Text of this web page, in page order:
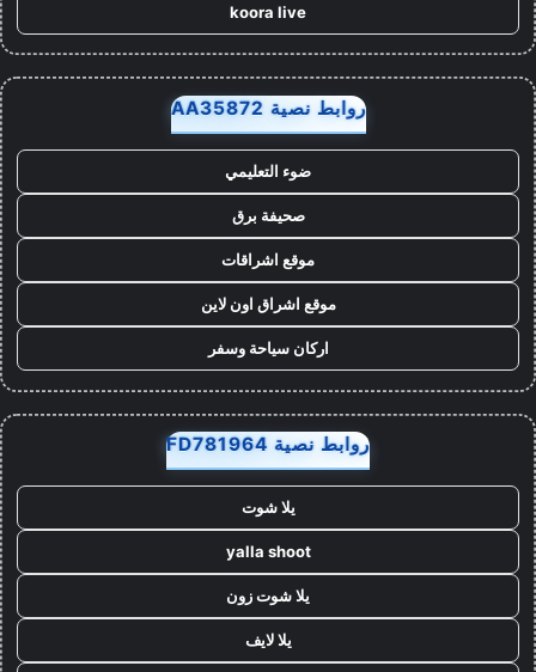
koora live
روابط نصية AA35872
ضوء التعليمي
صحيفة برق
موقع اشراقات
موقع اشراق اون لاين
اركان سياحة وسفر
روابط نصية FD781964
يلا شوت
yalla shoot
يلا شوت زون
يلا لايف